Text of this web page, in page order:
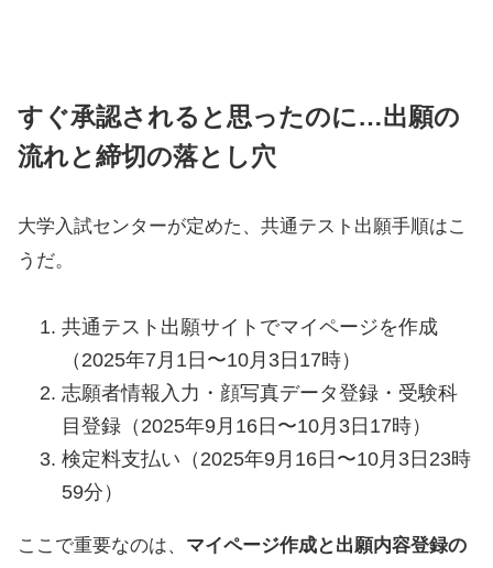
すぐ承認されると思ったのに…出願の
流れと締切の落とし穴
大学入試センターが定めた、共通テスト出願手順はこ
うだ。
共通テスト出願サイトでマイページを作成
（2025年7月1日〜10月3日17時）
志願者情報入力・顔写真データ登録・受験科
目登録（2025年9月16日〜10月3日17時）
検定料支払い（2025年9月16日〜10月3日23時
59分）
ここで重要なのは、 マイページ作成と出願内容登録の